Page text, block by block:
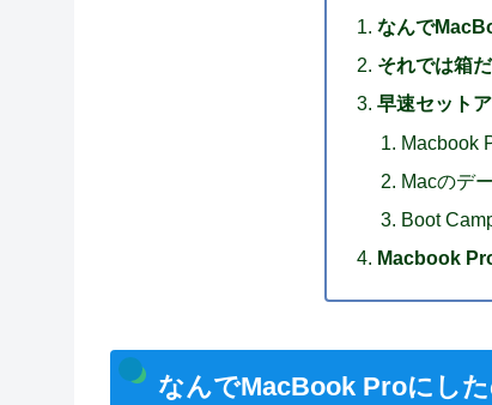
なんで
それでは箱だ
早速セット
Macbook
Macのデ
Boot
Macbook
なんでMacBook Proにし